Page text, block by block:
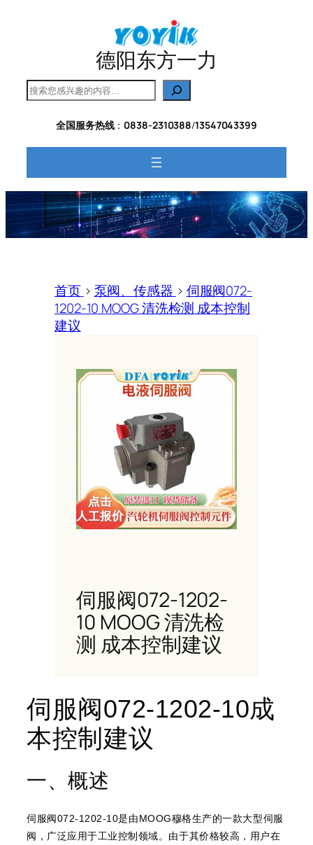
德阳东方一力
搜
索
全国服务热线： 0838-2310388/13547043399
首页 > 泵阀、传感器 > 伺服阀072-
1202-10 MOOG 清洗检测 成本控制
建议
伺服阀072-1202-
10 MOOG 清洗检
测 成本控制建议
伺服阀072-1202-10成
本控制建议
一、概述
伺服阀072-1202-10是由MOOG穆格生产的一款大型伺服
阀，广泛应用于工业控制领域。由于其价格较高，用户在